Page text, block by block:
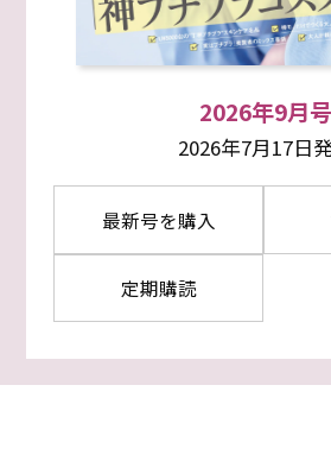
2026年9月号
2026年7月17日
最新号を購入
定期購読